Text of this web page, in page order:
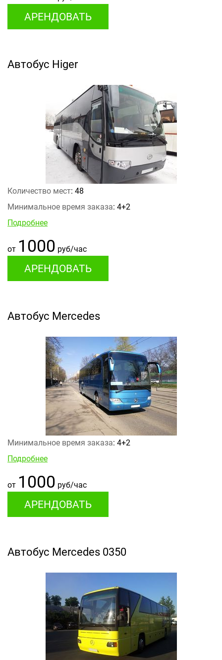
АРЕНДОВАТЬ
Автобус Higer
Количество мест: 48
Минимальное время заказа: 4+2
Подробнее
от 1000 руб/час
АРЕНДОВАТЬ
Автобус Mercedes
Минимальное время заказа: 4+2
Подробнее
от 1000 руб/час
АРЕНДОВАТЬ
Автобус Mercedes 0350